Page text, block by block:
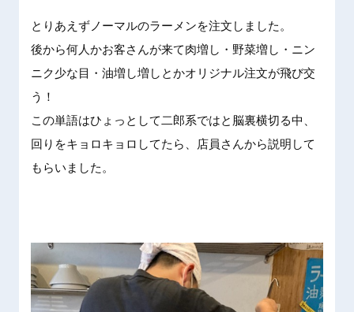
とりあえ ずノーマルのラー メンを注文しました。
後から何人かお客さんが来て肉増し ・野菜増し・ニン
ニク少な目・油増し増しとかオリジナル注文が飛び交
う！
この単語はひょっ として二郎系ではと脳裏横切る中、
回りをキ ョロキョ ロしてた ら、店員 さんから説明して
もらいま した。